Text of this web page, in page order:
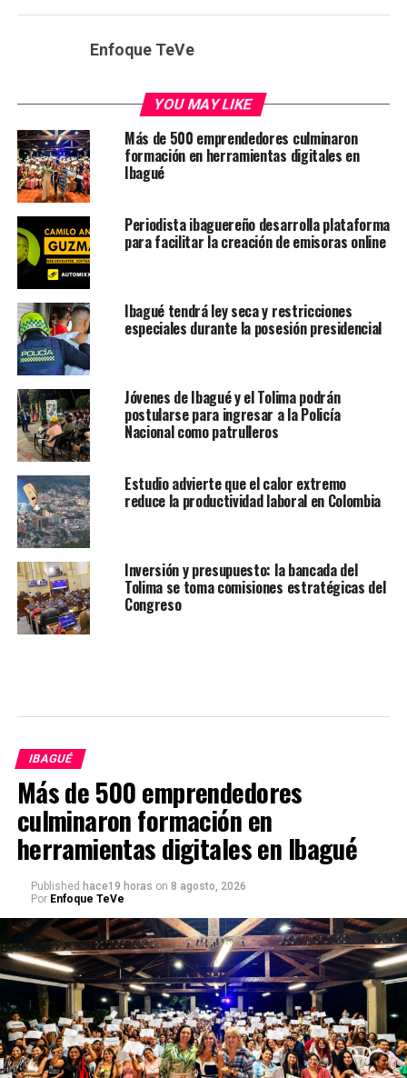
Enfoque TeVe
YOU MAY LIKE
Más de 500 emprendedores culminaron
formación en herramientas digitales en
Ibagué
Periodista ibaguereño desarrolla plataforma
para facilitar la creación de emisoras online
Ibagué tendrá ley seca y restricciones
especiales durante la posesión presidencial
Jóvenes de Ibagué y el Tolima podrán
postularse para ingresar a la Policía
Nacional como patrulleros
Estudio advierte que el calor extremo
reduce la productividad laboral en Colombia
Inversión y presupuesto: la bancada del
Tolima se toma comisiones estratégicas del
Congreso
IBAGUÉ
Más de 500 emprendedores
culminaron formación en
herramientas digitales en Ibagué
Published hace19 horas on 8 agosto, 2026
Por Enfoque TeVe